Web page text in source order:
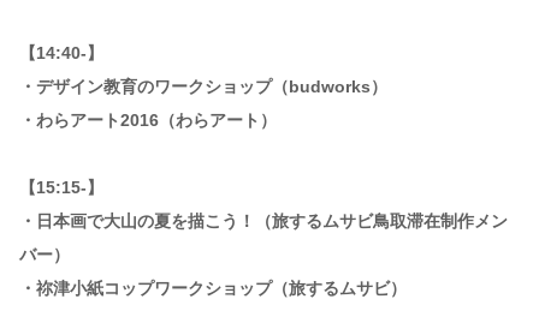
【14:40-】
・デザイン教育のワークショップ（budworks）
・わらアート2016（わらアート）
【15:15-】
・日本画で大山の夏を描こう！（旅するムサビ鳥取滞在制作メン
バー）
・祢津小紙コップワークショップ（旅するムサビ）